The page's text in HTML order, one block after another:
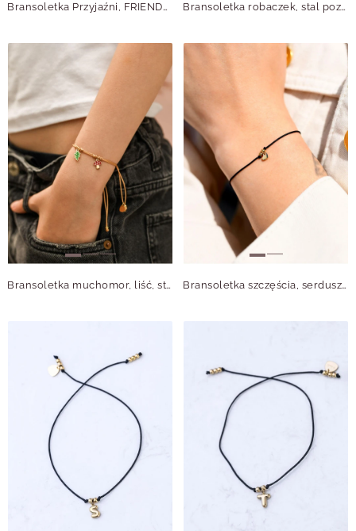
Bransoletka Przyjaźni, FRIENDS, stal pozłacana, S110842Z07 Bransoletka robaczek, stal pozłacana, S110357Z07
Bransoletka muchomor, liść, stal pozłacana S110314Z13 Bransoletka szczęścia, serduszko, stal pozłacana S109066Z01